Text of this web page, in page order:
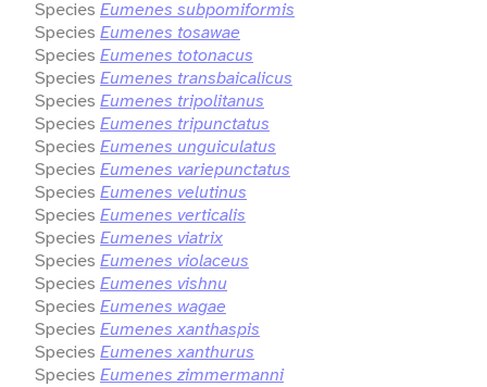
Species Eumenes subpomiformis
Species Eumenes tosawae
Species Eumenes totonacus
Species Eumenes transbaicalicus
Species Eumenes tripolitanus
Species Eumenes tripunctatus
Species Eumenes unguiculatus
Species Eumenes variepunctatus
Species Eumenes velutinus
Species Eumenes verticalis
Species Eumenes viatrix
Species Eumenes violaceus
Species Eumenes vishnu
Species Eumenes wagae
Species Eumenes xanthaspis
Species Eumenes xanthurus
Species Eumenes zimmermanni